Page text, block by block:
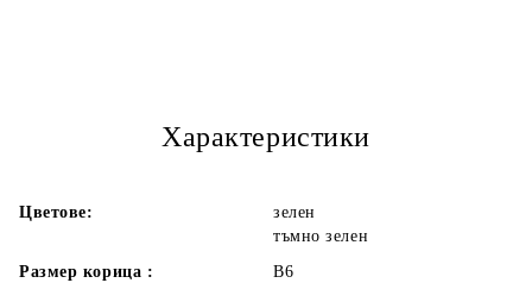
Характеристики
Цветове:
зелен
тъмно зелен
Размер корица :
В6